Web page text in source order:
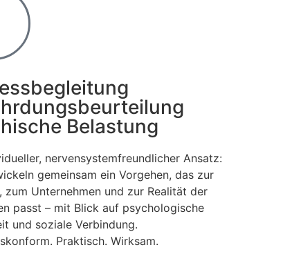
Belastung
nervensystemfreundlicher Ansatz:
gemeinsam ein Vorgehen, das zur
zum Unternehmen und zur Realität der
passt – mit Blick auf psychologische
und soziale Verbindung.
Praktisch. Wirksam.